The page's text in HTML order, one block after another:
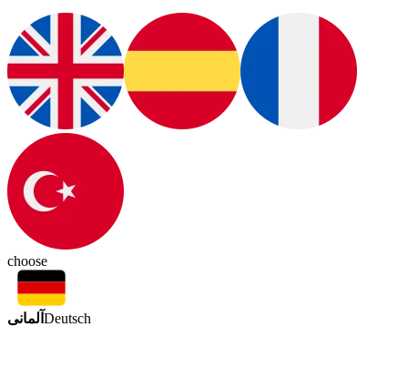
choose
آلمانی Deutsch